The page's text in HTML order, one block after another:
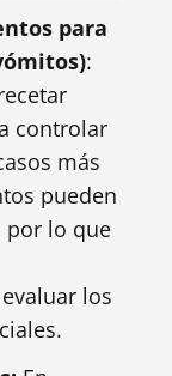
para
:
controlar
más
pueden
por lo que
los